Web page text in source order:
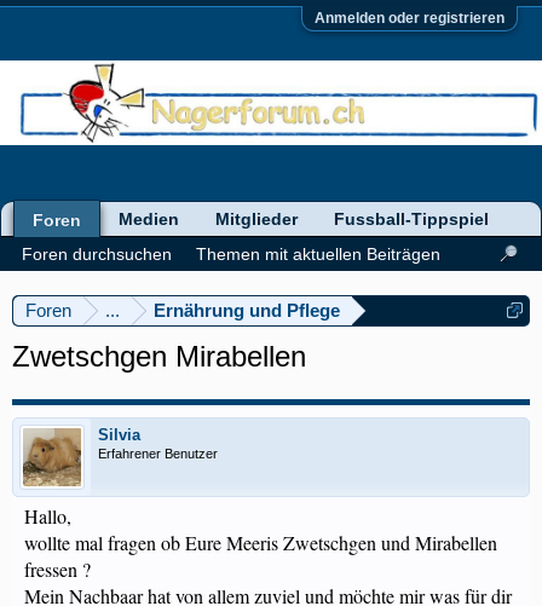
Anmelden oder registrieren
Foren ... Ernährung und Pflege
Zwetschgen Mirabellen
Silvia
Erfahrener Benutzer
Hallo,
wollte mal fragen ob Eure Meeris Zwetschgen und Mirabellen
fressen ?
Mein Nachbaar hat von allem zuviel und möchte mir was für dir
Foren
Foren durchsuchen
Themen mit aktuellen Beiträgen
Medien Mitglieder Fussball-Tippspiel